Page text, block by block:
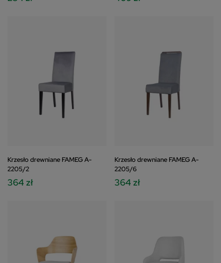
Krzesło drewniane FAMEG A-
2205/2
364 zł
Krzesło drewniane FAMEG A-
2205/6
364 zł